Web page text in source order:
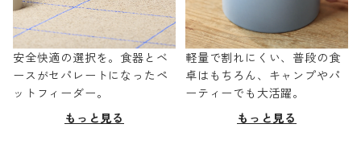
安全快適の選択を。食器とベ
ースがセパレートになったペ
ットフィーダー。
もっと見る
軽量で割れにくい、普段の食
卓はもちろん、キャンプやパ
ーティーでも大活躍。
もっと見る